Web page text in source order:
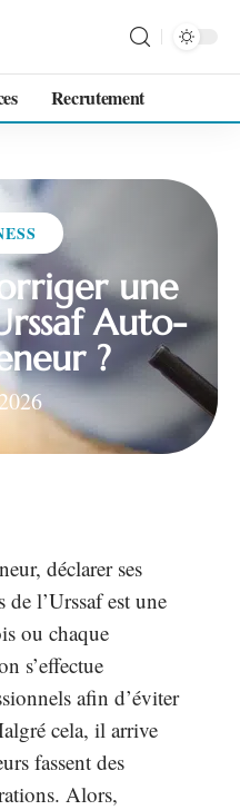
Recrutement
une
Auto-
?
déclarer ses
de l’Urssaf est une
ou chaque
s’effectue
afin d’éviter
cela, il arrive
fassent des
Alors,